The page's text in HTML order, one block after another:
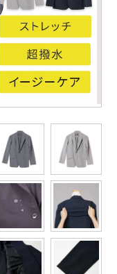
クス
カシマ
エーター